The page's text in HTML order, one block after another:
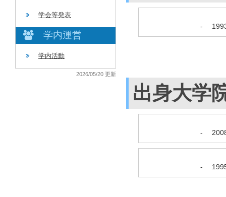
学会等発表
学内運営
学内活動
2026/05/20 更新
-
出身大学
-
-